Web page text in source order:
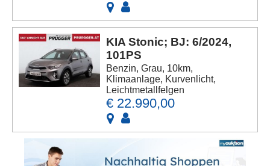
KIA Stonic; BJ: 6/2024,
101PS
Benzin, Grau, 10km,
Klimaanlage, Kurvenlicht,
Leichtmetallfelgen
€ 22.990,00